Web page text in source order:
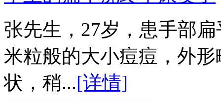
张先生，27岁，患手部
米粒般的大小痘痘，外
状，稍...[详情]